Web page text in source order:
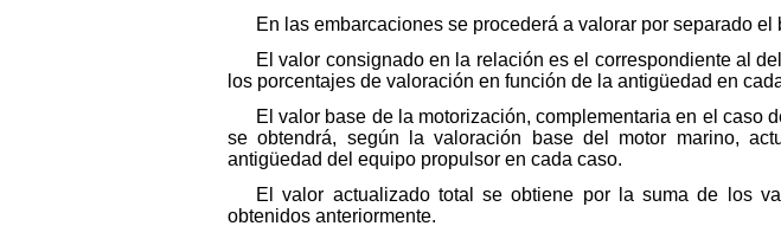
En las embarcaciones se procederá a valorar por separado
El valor consignado en la relación es el correspondiente al
los porcentajes de valoración en función de la antigüedad en
El valor base de la motorización, complementaria en el caso
se obtendrá, según la valoración base del motor marino,
antigüedad del equipo propulsor en cada caso.
El valor actualizado total se obtiene por la suma de los
obtenidos anteriormente.